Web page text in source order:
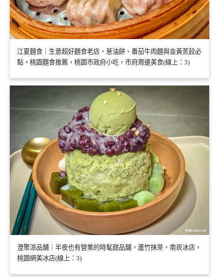
江夏麵食｜生意超好麵食老店，蔥油餅、番茄牛肉麵與韭黃蒸餃必
點。桃園麵食推薦，桃園市政府小吃，市府周邊美食(線上：3)
澄聚涼品舖｜半夜也有營業的時髦甜品舖，蘆竹抹茶，南崁冰店，
桃園網美冰店(線上：3)